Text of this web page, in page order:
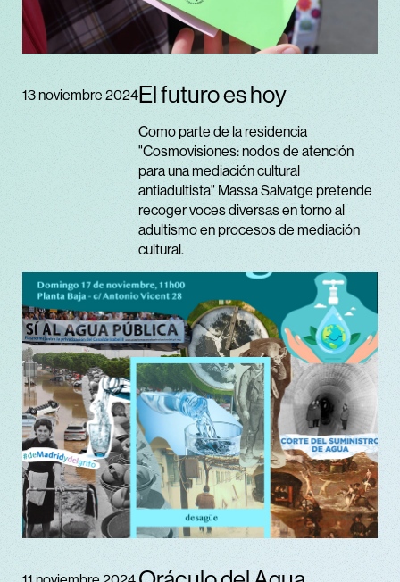
13 noviembre 2024El futuro es hoy
Como parte de la residencia
"Cosmovisiones: nodos de atención
para una mediación cultural
antiadultista" Massa Salvatge pretende
recoger voces diversas en torno al
adultismo en procesos de mediación
cultural.